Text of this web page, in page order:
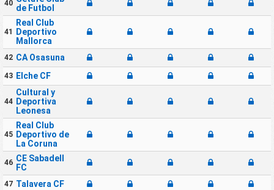
40 de Futbol
41
Real Club
Deportivo
Mallorca
42 CA Osasuna
43 Elche CF
44
Cultural y
Deportiva
Leonesa
45
Real Club
Deportivo de
La Coruna
46 CE Sabadell
FC
47 Talavera CF